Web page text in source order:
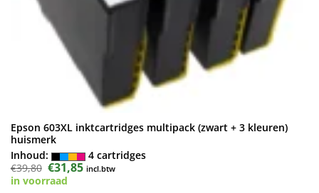
Epson 603XL inktcartridges multipack (zwart + 3 kleuren)
huismerk
Inhoud:
4 cartridges
€39,80 Oorspronkelijke
prijs
was:
€31,85Huidige
prijs
incl.btw
in voorraad